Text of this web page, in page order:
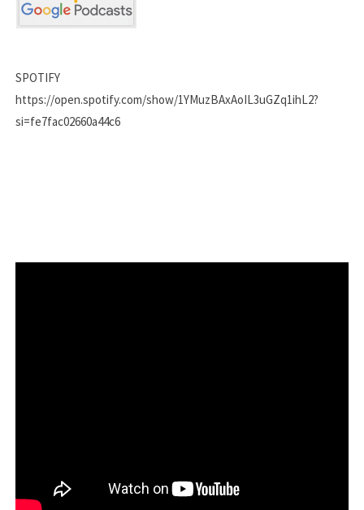
SPOTIFY
https://open.spotify.com/show/1YMuzBAxAoIL3uGZq1ihL2?
si=fe7fac02660a44c6